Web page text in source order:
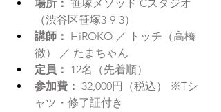
場所： 笹塚メソッド Cスタジオ
（渋谷区笹塚3-9-3）
講師： HiROKO ／ トッチ（高橋
徹） ／ たまちゃん
定員： 12名（先着順）
参加費： 32,000円（税込） ※Tシ
ャツ・修了証付き